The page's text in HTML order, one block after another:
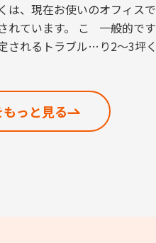
は、現在お使いの
れています。 こ
されるトラブルを
オフィス
一般的で
り2～3坪
[…]
っと見る